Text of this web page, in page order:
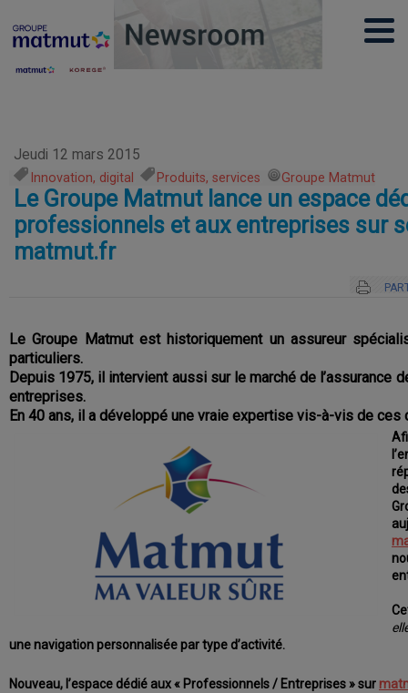
Jeudi 12 mars 2015
Innovation, digital Produits, services Groupe Matmut
Le Groupe Matmut lance un espace
professionnels et aux entreprises sur
matmut.fr
Le Groupe Matmut est historiquement un assureur
particuliers.
Depuis 1975, il intervient aussi sur le marché de l’assurance
entreprises.
En 40 ans, il a développé une vraie expertise vis-à-vis de ces
une navigation personnalisée par type d’activité.
Nouveau, l’espace dédié aux « Professionnels / Entreprises » sur